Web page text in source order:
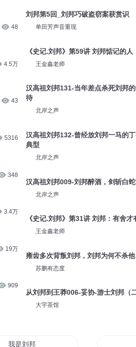
48
4.5万
43
5316
348
3.4万
19万
909
刘邦第5回_刘邦巧破盗窃案获赏识
单田芳声音重现
《史记.刘邦》第59讲 刘邦惦记的人
王金鑫老师
汉高祖刘邦131-当年差点杀死刘邦
待
北岸之声
汉高祖刘邦132-曾经放刘邦一马的
典型
北岸之声
汉高祖刘邦009-刘邦醉酒，剑斩白蛇
北岸之声
《史记.刘邦》第31讲 刘邦：有舍才
王金鑫老师
雍齿多次背叛刘邦，刘邦为何不杀他
苏鹏有态度
从刘邦到王莽006-妥协-游士刘邦（二
大宇茶馆
我是刘邦